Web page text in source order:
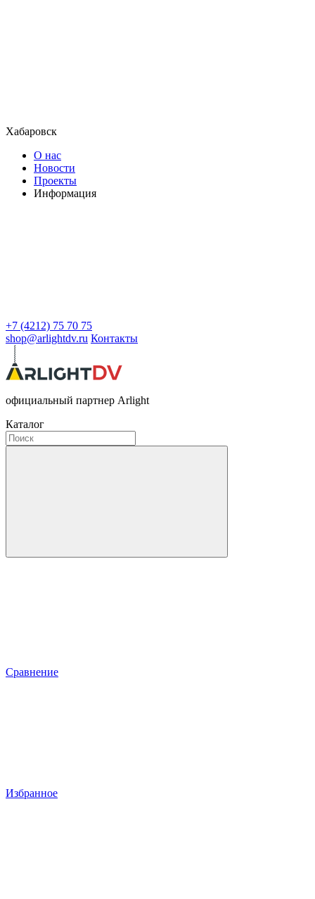
Хабаровск
О нас
Новости
Проекты
Информация
+7 (4212) 75 70 75
shop@arlightdv.ru Контакты
официальный партнер Arlight
Каталог
Сравнение
Избранное